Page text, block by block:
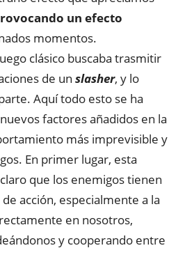
un efecto
momentos.
clásico buscaba trasmitir
de un slasher, y lo
Aquí todo esto se ha
factores añadidos en la
más imprevisible y
En primer lugar, esta
que los enemigos tienen
acción, especialmente a la
en nosotros,
y cooperando entre